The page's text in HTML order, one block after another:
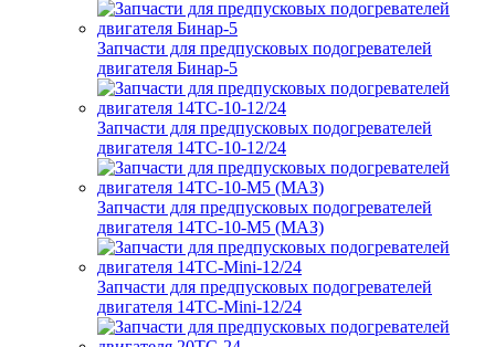
Запчасти для предпусковых подогревателей
двигателя Бинар-5
Запчасти для предпусковых подогревателей
двигателя 14ТС-10-12/24
Запчасти для предпусковых подогревателей
двигателя 14ТС-10-М5 (МАЗ)
Запчасти для предпусковых подогревателей
двигателя 14ТС-Mini-12/24